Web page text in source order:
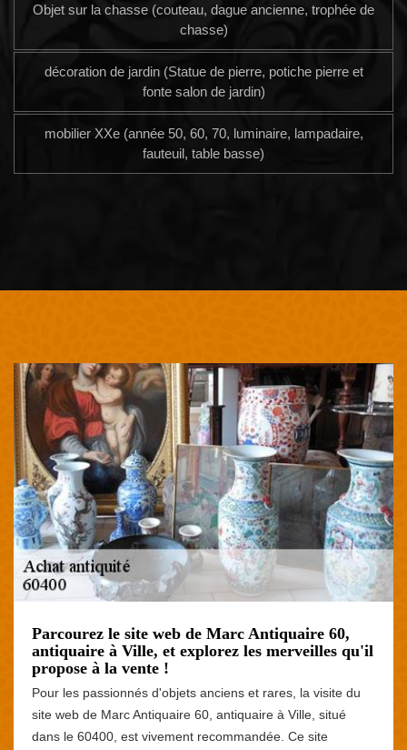
Objet sur la chasse (couteau, dague ancienne, trophée de
chasse)
décoration de jardin (Statue de pierre, potiche pierre et
fonte salon de jardin)
mobilier XXe (année 50, 60, 70, luminaire, lampadaire,
fauteuil, table basse)
Parcourez le site web de Marc Antiquaire 60,
antiquaire à Ville, et explorez les merveilles qu'il
propose à la vente !
Pour les passionnés d'objets anciens et rares, la visite du
site web de Marc Antiquaire 60, antiquaire à Ville, situé
dans le 60400, est vivement recommandée. Ce site